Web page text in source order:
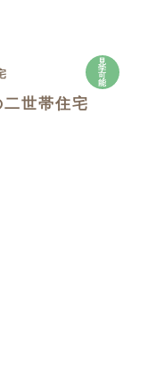
見
学
可
能
世帯住宅